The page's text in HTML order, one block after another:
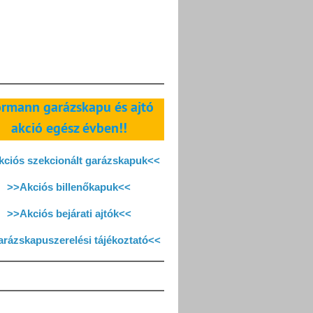
garázskapu és ajtó
akció egész évben!!
szekcionált garázskapuk<<
>>Akciós billenőkapuk<<
>>Akciós bejárati ajtók<<
tájékoztató<<